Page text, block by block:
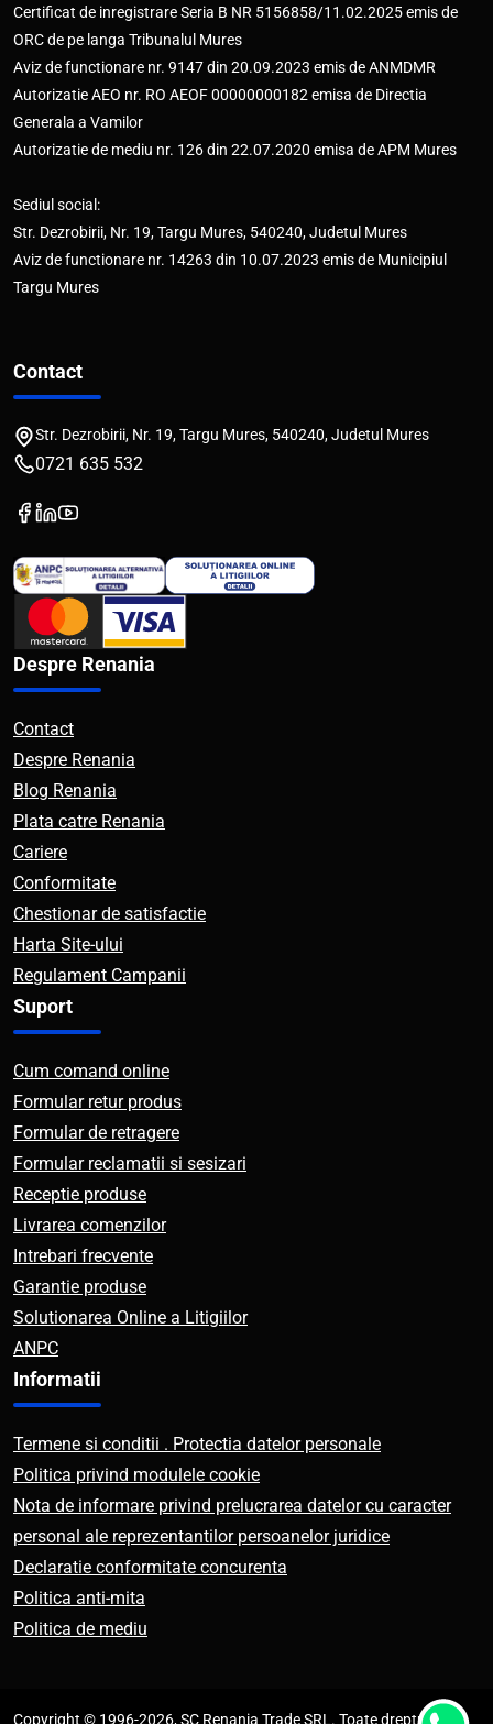
Certificat de inregistrare Seria B NR 5156858/11.02.2025 emis de
ORC de pe langa Tribunalul Mures
Aviz de functionare nr. 9147 din 20.09.2023 emis de ANMDMR
Autorizatie AEO nr. RO AEOF 00000000182 emisa de Directia
Generala a Vamilor
Autorizatie de mediu nr. 126 din 22.07.2020 emisa de APM Mures
Sediul social:
Str. Dezrobirii, Nr. 19, Targu Mures, 540240, Judetul Mures
Aviz de functionare nr. 14263 din 10.07.2023 emis de Municipiul
Targu Mures
Contact
Str. Dezrobirii, Nr. 19, Targu Mures, 540240, Judetul Mures
0721 635 532
Despre Renania
Contact
Despre Renania
Blog Renania
Plata catre Renania
Cariere
Conformitate
Chestionar de satisfactie
Harta Site-ului
Regulament Campanii
Suport
Cum comand online
Formular retur produs
Formular de retragere
Formular reclamatii si sesizari
Receptie produse
Livrarea comenzilor
Intrebari frecvente
Garantie produse
Solutionarea Online a Litigiilor
ANPC
Informatii
Termene si conditii . Protectia datelor personale
Politica privind modulele cookie
Nota de informare privind prelucrarea datelor cu caracter
personal ale reprezentantilor persoanelor juridice
Declaratie conformitate concurenta
Politica anti-mita
Politica de mediu
Copyright © 1996-2026, SC Renania Trade SRL. Toate drepturile